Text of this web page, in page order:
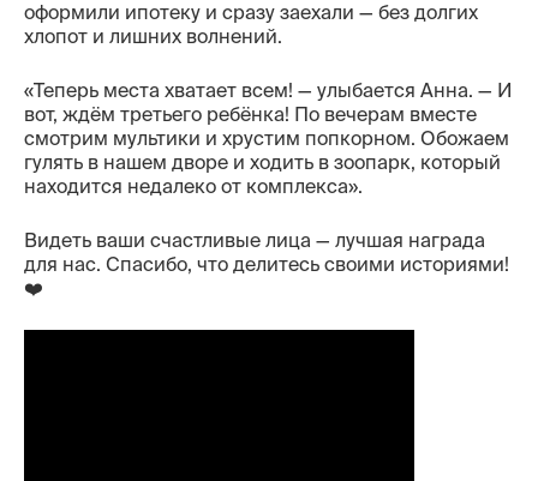
Контакты
оформили ипотеку и сразу заехали — без долгих
хлопот и лишних волнений.
«Теперь места хватает всем! — улыбается Анна. — И
вот, ждём третьего ребёнка! По вечерам вместе
смотрим мультики и хрустим попкорном. Обожаем
гулять в нашем дворе и ходить в зоопарк, который
находится недалеко от комплекса».
Видеть ваши счастливые лица — лучшая награда
для нас. Спасибо, что делитесь своими историями!
❤️